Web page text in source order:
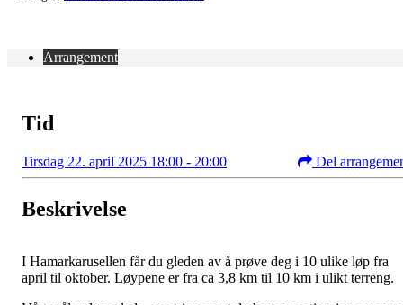
Arrangement
Tid
Tirsdag 22. april 2025 18:00 - 20:00 Del
Beskrivelse
I Hamarkarusellen får du gleden av å prøve deg i 10 ulike løp fra
april til oktober. Løypene er fra ca 3,8 km til 10 km i ulikt terreng.